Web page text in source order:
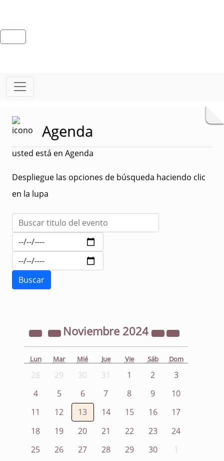
Agenda
usted está en Agenda
Despliegue las opciones de búsqueda haciendo clic
en la lupa
Noviembre 2024
Lun Mar Mié Jue Vie Sáb Dom
28 29 30 31 1 2
3
4
5 6 7 8 9
10
11
12 13 14 15 16
17
18
19 20 21 22 23
24
25
26 27 28 29 30 1